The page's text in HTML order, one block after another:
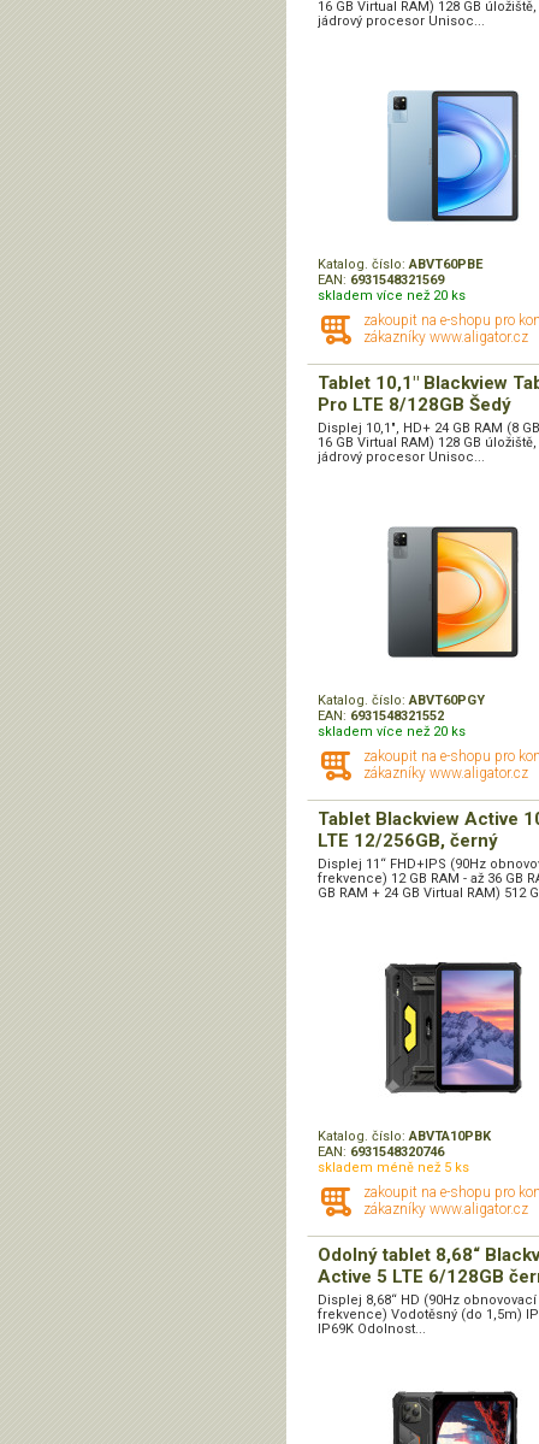
16 GB Virtual RAM) 128 GB úložiště,
jádrový procesor Unisoc...
Katalog. číslo:ABVT60PBE
EAN: 6931548321569
skladem více než 20 ks
zakoupit na e-shopu pro
zákazníky www.aligator.cz
Tablet 10,1" Blackview
Pro LTE 8/128GB Šedý
Displej 10,1", HD+ 24 GB RAM (8
16 GB Virtual RAM) 128 GB úložiště,
jádrový procesor Unisoc...
Katalog. číslo:ABVT60PGY
EAN: 6931548321552
skladem více než 20 ks
zakoupit na e-shopu pro
zákazníky www.aligator.cz
Tablet Blackview Active
LTE 12/256GB, černý
Displej 11“ FHD+IPS (90Hz
frekvence) 12 GB RAM - až 36 GB
GB RAM + 24 GB Virtual RAM) 512
Katalog. číslo:ABVTA10PBK
EAN: 6931548320746
skladem méně než 5 ks
zakoupit na e-shopu pro
zákazníky www.aligator.cz
Odolný tablet 8,68“
Active 5 LTE 6/128GB
Displej 8,68“ HD (90Hz obnovovací
frekvence) Vodotěsný (do 1,5m)
IP69K Odolnost...